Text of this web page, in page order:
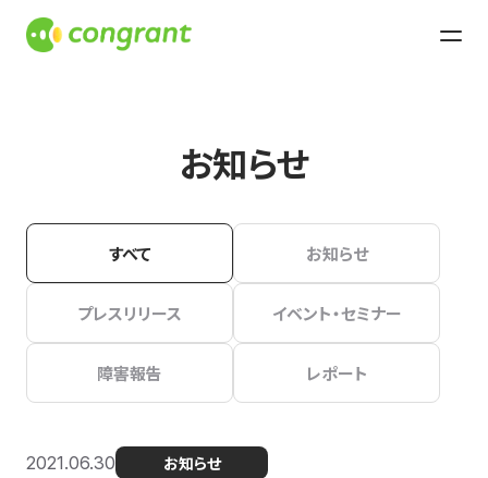
お知らせ
すべて お知らせ
プレスリリース イベント・セミナー
障害報告 レポート
2021.06.30 お知らせ